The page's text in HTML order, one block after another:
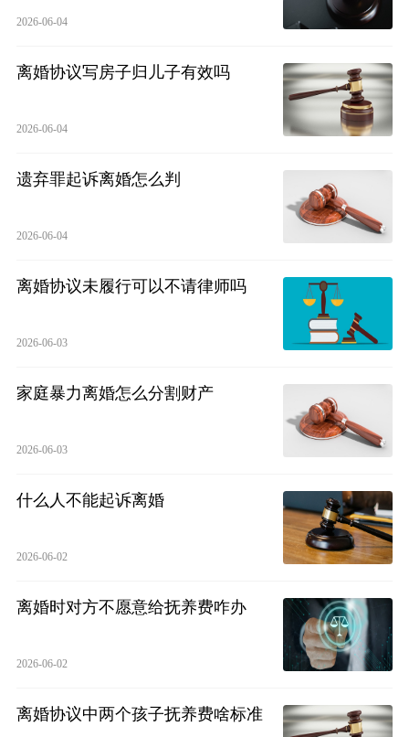
2026-06-04
离婚协议写房子归儿子有效吗
2026-06-04
遗弃罪起诉离婚怎么判
2026-06-04
离婚协议未履行可以不请律师吗
2026-06-03
家庭暴力离婚怎么分割财产
2026-06-03
什么人不能起诉离婚
2026-06-02
离婚时对方不愿意给抚养费咋办
2026-06-02
离婚协议中两个孩子抚养费啥标准